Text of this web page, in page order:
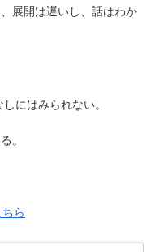
展開は遅いし、話はわか
にはみられない。
。
ら